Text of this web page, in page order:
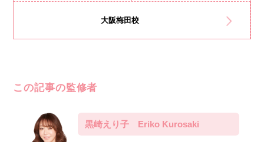
大阪梅田校
この記事の監修者
黒崎えり子 Eriko Kurosaki